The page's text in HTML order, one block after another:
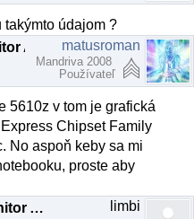
takýmto údajom ?
matusroman
Mandriva 2008
Používateľ
5610z v tom je grafická
Chipset Family
No aspoň keby sa mi
proste aby
Re: Mandriva 2008 monitor ACER x223w
limbi